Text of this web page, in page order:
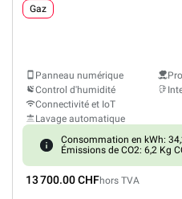
Gaz
Panneau numérique
Control d'humidité
Connectivité et IoT
Lavage automatique
Consommation en kWh:
Émissions de CO2: 6,2 Kg
13 700.00 CHFhors TVA